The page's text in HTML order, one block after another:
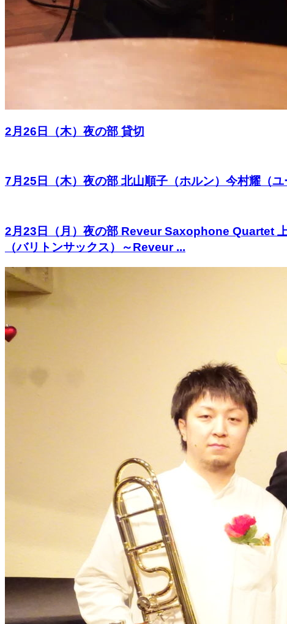
2月26日（木）夜の部 貸切
7月25日（木）夜の部 北山順子（ホルン）今村耀（
2月23日（月）夜の部 Reveur Saxophone Quartet
（バリトンサックス）～Reveur ...